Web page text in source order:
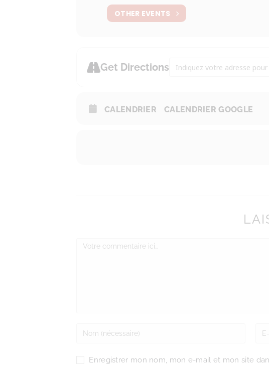
OTHER EVENTS
Get Directions Address - Tapis Rouge
CALENDRIER CALENDRIER GOOGLE
Enregistrer mon nom, mon e-mail et mon site